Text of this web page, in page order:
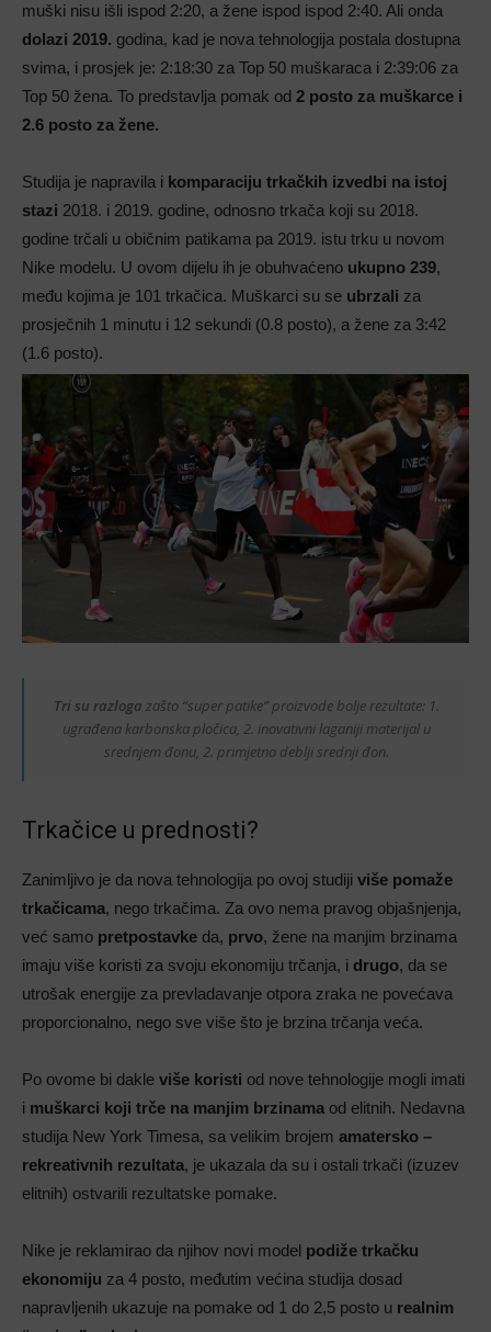
muški nisu išli ispod 2:20, a žene ispod ispod 2:40. Ali onda
dolazi 2019. godina, kad je nova tehnologija postala dostupna
svima, i prosjek je: 2:18:30 za Top 50 muškaraca i 2:39:06 za
Top 50 žena. To predstavlja pomak od 2 posto za muškarce i
2.6 posto za žene.
Studija je napravila i komparaciju trkačkih izvedbi na istoj
stazi 2018. i 2019. godine, odnosno trkača koji su 2018.
godine trčali u običnim patikama pa 2019. istu trku u novom
Nike modelu. U ovom dijelu ih je obuhvaćeno ukupno 239,
među kojima je 101 trkačica. Muškarci su se ubrzali za
prosječnih 1 minutu i 12 sekundi (0.8 posto), a žene za 3:42
(1.6 posto).
Tri su razloga zašto “super patike” proizvode bolje rezultate: 1.
ugrađena karbonska pločica, 2. inovativni laganiji materijal u
srednjem đonu, 2. primjetno deblji srednji đon.
Trkačice u prednosti?
Zanimljivo je da nova tehnologija po ovoj studiji više pomaže
trkačicama, nego trkačima. Za ovo nema pravog objašnjenja,
već samo pretpostavke da, prvo, žene na manjim brzinama
imaju više koristi za svoju ekonomiju trčanja, i drugo, da se
utrošak energije za prevladavanje otpora zraka ne povećava
proporcionalno, nego sve više što je brzina trčanja veća.
Po ovome bi dakle više koristi od nove tehnologije mogli imati
i muškarci koji trče na manjim brzinama od elitnih. Nedavna
studija New York Timesa, sa velikim brojem amatersko –
rekreativnih rezultata, je ukazala da su i ostali trkači (izuzev
elitnih) ostvarili rezultatske pomake.
Nike je reklamirao da njihov novi model podiže trkačku
ekonomiju za 4 posto, međutim većina studija dosad
napravljenih ukazuje na pomake od 1 do 2,5 posto u realnim